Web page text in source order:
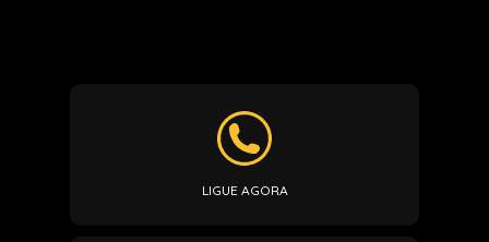
LIGUE AGORA